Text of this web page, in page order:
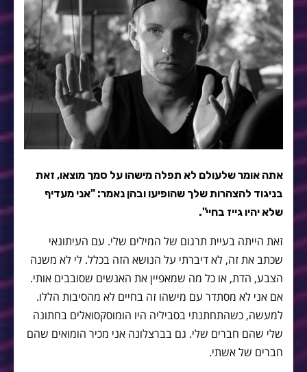
אתה אומר שלעולם לא תפלה מישהו על סמך מוצאו, זאת
בניגוד להצהרות שלך שהופיעו ובהן נאמר: "אני מעדיף
שלא יהיו גייז בחיי".
זאת הייתה בעיית תרגום של המילים שלי. עם העיתונאי
שכתב את זה, לא דיברתי על הנושא הזה בכלל. לי לא משנה
הצבע, הדת, או כל מה שמאפיין את האנשים שסובבים אותי.
אם אני לא מסתדר עם מישהו זה בחיים לא מהסיבות הללו.
למעשה, כשהתחתנתי בסביליה היו הומוסקסואלים בחתונה
שלי שהם חברים שלי. גם בברצלונה אני מכיר הומואים שהם
חברים של אשתי.